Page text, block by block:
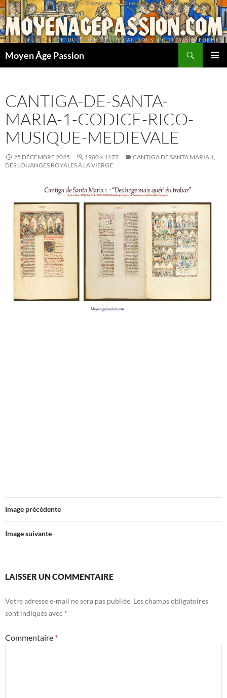
Aller
au
contenu
Moyen Âge Passion
CANTIGA-DE-SANTA-
MARIA-1-CODICE-RICO-
MUSIQUE-MEDIEVALE
25 DÉCEMBRE 2025 1900 × 1177
CANTIGA DE SANTA MARIA 1,
DES LOUANGES ROYALES À LA VIERGE
Image précédente
Image suivante
LAISSER UN COMMENTAIRE
Votre adresse e-mail ne sera pas publiée. Les champs obligatoires
sont indiqués avec *
Commentaire *